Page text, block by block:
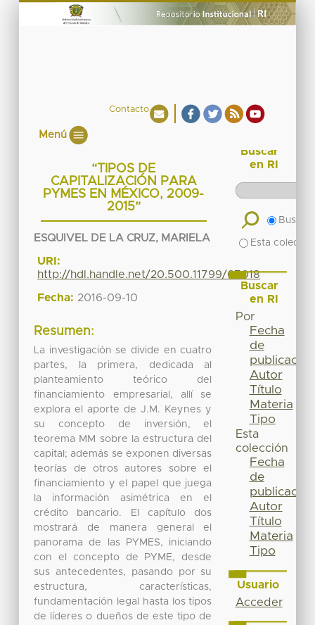
Contacto
Menú
“TIPOS DE
CAPITALIZACIÓN PARA
PYMES EN MÉXICO, 2009-
2015”
ESQUIVEL DE LA CRUZ, MARIELA
URI:
http://hdl.handle.net/20.500.11799/67018
Fecha: 2016-09-10
Resumen:
La investigación se divide en cuatro
partes, la primera, dedicada al
planteamiento teórico del
financiamiento empresarial, allí se
explora el aporte de J.M. Keynes y
su concepto de inversión, el
teorema MM sobre la estructura del
capital; además se exponen diversas
teorías de otros autores sobre el
financiamiento y el papel que juega
la información asimétrica en el
crédito bancario. El capítulo dos
mostrará de manera general el
panorama de las PYMES, iniciando
con el concepto de PYME, desde
sus antecedentes, pasando por su
estructura, características,
fundamentación legal hasta los tipos
de líderes o dueños de este tipo de
Buscar
en RI
Buscar
Esta
Buscar
en RI
Por
Fecha
de
publicación
Autor
Título
Materia
Tipo
Esta
colección
Fecha
de
publicación
Autor
Título
Materia
Tipo
Usuario
Acceder